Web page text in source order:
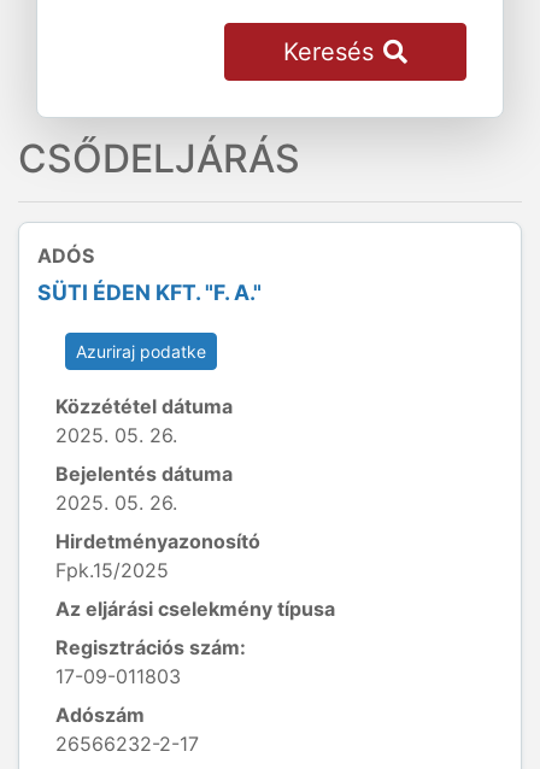
Keresés
CSŐDELJÁRÁS
ADÓS
SÜTI ÉDEN KFT. "F. A."
Azuriraj podatke
Közzététel dátuma
2025. 05. 26.
Bejelentés dátuma
2025. 05. 26.
Hirdetményazonosító
Fpk.15/2025
Az eljárási cselekmény típusa
Regisztrációs szám:
17-09-011803
Adószám
26566232-2-17